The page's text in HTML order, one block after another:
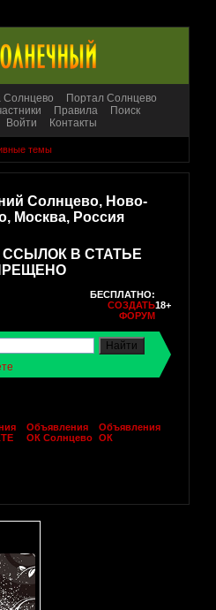
Солнцево
Портал Солнцево
Правила
Поиск
Войти Контакты
темы
Солнцево, Ново-
Москва, Россия
В СТАТЬЕ
БЕСПЛАТНО:
СОЗДАТЬ
ФОРУМ
18+
Объявления
ОК Солнцево
Объявления
ОК